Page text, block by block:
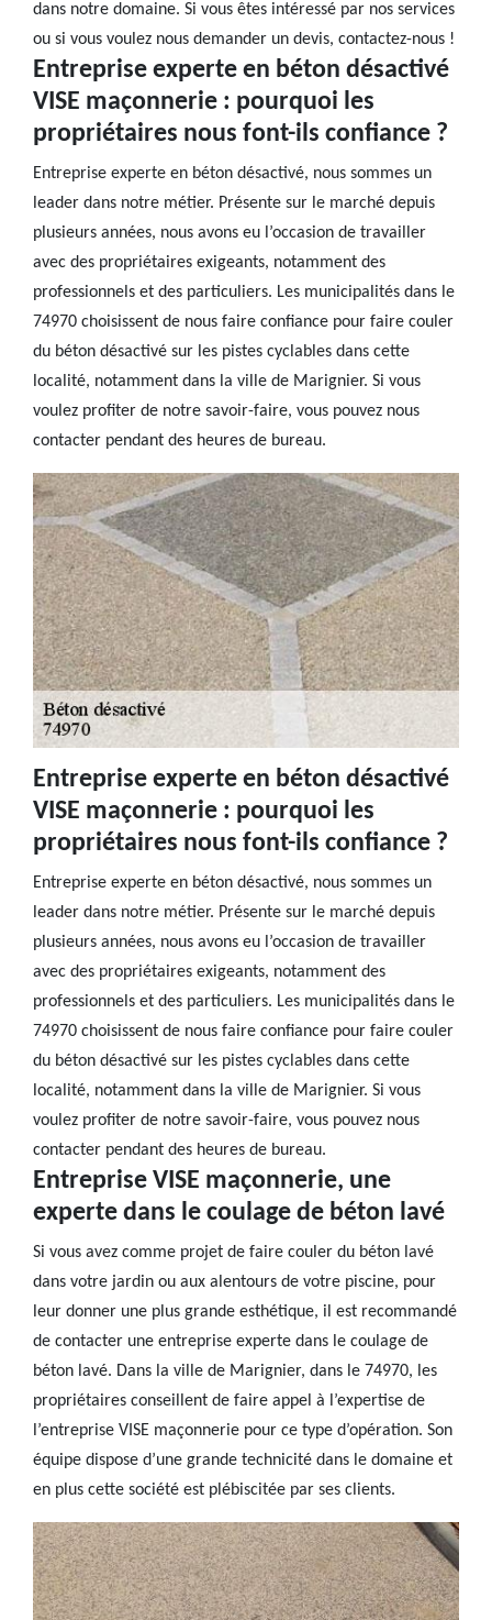
dans notre domaine. Si vous êtes intéressé par nos services
ou si vous voulez nous demander un devis, contactez-nous !
Entreprise experte en béton désactivé
VISE maçonnerie : pourquoi les
propriétaires nous font-ils confiance ?
Entreprise experte en béton désactivé, nous sommes un
leader dans notre métier. Présente sur le marché depuis
plusieurs années, nous avons eu l’occasion de travailler
avec des propriétaires exigeants, notamment des
professionnels et des particuliers. Les municipalités dans le
74970 choisissent de nous faire confiance pour faire couler
du béton désactivé sur les pistes cyclables dans cette
localité, notamment dans la ville de Marignier. Si vous
voulez profiter de notre savoir-faire, vous pouvez nous
contacter pendant des heures de bureau.
Entreprise experte en béton désactivé
VISE maçonnerie : pourquoi les
propriétaires nous font-ils confiance ?
Entreprise experte en béton désactivé, nous sommes un
leader dans notre métier. Présente sur le marché depuis
plusieurs années, nous avons eu l’occasion de travailler
avec des propriétaires exigeants, notamment des
professionnels et des particuliers. Les municipalités dans le
74970 choisissent de nous faire confiance pour faire couler
du béton désactivé sur les pistes cyclables dans cette
localité, notamment dans la ville de Marignier. Si vous
voulez profiter de notre savoir-faire, vous pouvez nous
contacter pendant des heures de bureau.
Entreprise VISE maçonnerie, une
experte dans le coulage de béton lavé
Si vous avez comme projet de faire couler du béton lavé
dans votre jardin ou aux alentours de votre piscine, pour
leur donner une plus grande esthétique, il est recommandé
de contacter une entreprise experte dans le coulage de
béton lavé. Dans la ville de Marignier, dans le 74970, les
propriétaires conseillent de faire appel à l’expertise de
l’entreprise VISE maçonnerie pour ce type d’opération. Son
équipe dispose d’une grande technicité dans le domaine et
en plus cette société est plébiscitée par ses clients.